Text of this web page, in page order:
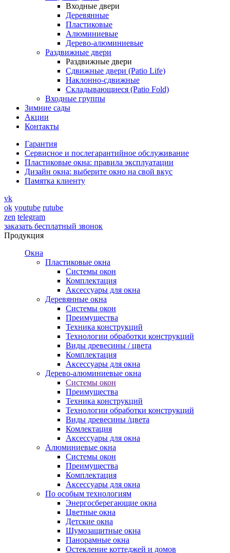
Входные двери
Деревянные
Пластиковые
Алюминиевые
Дерево-алюминиевые
Раздвижные двери
Раздвижные двери
Сдвижные двери (Patio Life)
Наклонно-сдвижные
Складывающиеся (Patio Fold)
Входные группы
Зимние сады
Акции
Контакты
Гарантия
Cервисное и послегарантийное обслуживание
Пластиковые окна: правила эксплуатации
Дизайн окна: выберите окно на свой вкус
Памятка клиенту
vk
ok youtube rutube
zen telegram
заказать бесплатный звонок
Продукция
Окна
Пластиковые окна
Системы окон
Комплектация
Аксессуары для окна
Деревянные окна
Системы окон
Преимущества
Техника конструкций
Технологии обработки конструкций
Виды древесины / цвета
Комплектация
Аксессуары для окна
Дерево-алюминиевые окна
Системы окон
Преимущества
Техника конструкций
Технологии обработки конструкций
Виды древесины /цвета
Комлектация
Аксессуары для окна
Алюминиевые окна
Системы окон
Преимущества
Комплектация
Аксессуары для окна
По особым технологиям
Энергосберегающие окна
Цветные окна
Детские окна
Шумозащитные окна
Панорамные окна
Остекление коттеджей и домов